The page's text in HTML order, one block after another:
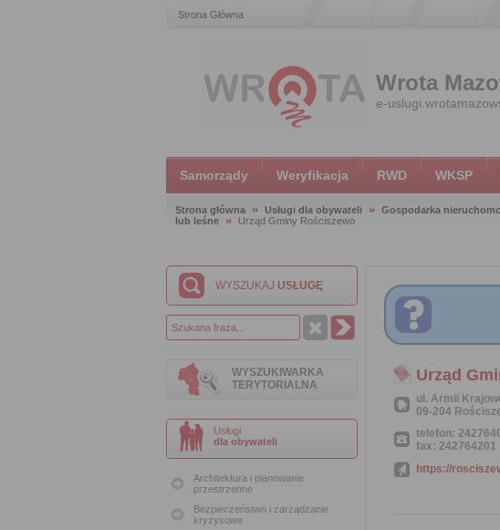
Strona Główna
Wrota
e-
Samorządy Weryfikacja RWD WKSP
Strona główna Usługi dla obywateli Gospodarka
lub leśne
Urząd Gminy Rościszewo
WYSZUKAJ USŁUGĘ
WYSZUKIWARKA
TERYTORIALNA
Usługi
dla obywateli
Architektura i planowanie
przestrzenne
Bezpieczeństwo i zarządzanie
kryzysowe
Urząd
ul. Armii
09-204
telefon:
fax: 242764201
https://